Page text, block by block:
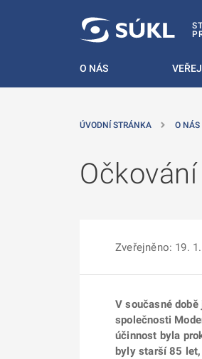
O NÁS
ÚVODNÍ STRÁNKA O NÁS
Zveřejněno: 19.
V současné
společnosti
účinnost byla
byly starší 85